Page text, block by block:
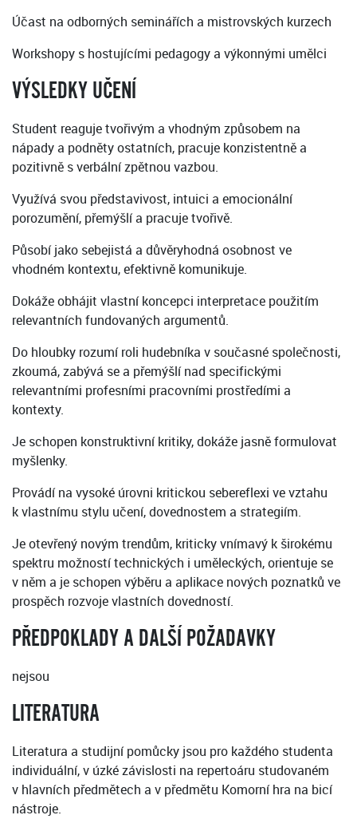
Účast na odborných seminářích a mistrovských kurzech
Workshopy s hostujícími pedagogy a výkonnými umělci
VÝSLEDKY UČENÍ
Student reaguje tvořivým a vhodným způsobem na
nápady a podněty ostatních, pracuje konzistentně a
pozitivně s verbální zpětnou vazbou.
Využívá svou představivost, intuici a emocionální
porozumění, přemýšlí a pracuje tvořivě.
Působí jako sebejistá a důvěryhodná osobnost ve
vhodném kontextu, efektivně komunikuje.
Dokáže obhájit vlastní koncepci interpretace použitím
relevantních fundovaných argumentů.
Do hloubky rozumí roli hudebníka v současné společnosti,
zkoumá, zabývá se a přemýšlí nad specifickými
relevantními profesními pracovními prostředími a
kontexty.
Je schopen konstruktivní kritiky, dokáže jasně formulovat
myšlenky.
Provádí na vysoké úrovni kritickou sebereflexi ve vztahu
k vlastnímu stylu učení, dovednostem a strategiím.
Je otevřený novým trendům, kriticky vnímavý k širokému
spektru možností technických i uměleckých, orientuje se
v něm a je schopen výběru a aplikace nových poznatků ve
prospěch rozvoje vlastních dovedností.
PŘEDPOKLADY A DALŠÍ POŽADAVKY
nejsou
LITERATURA
Literatura a studijní pomůcky jsou pro každého studenta
individuální, v úzké závislosti na repertoáru studovaném
v hlavních předmětech a v předmětu Komorní hra na bicí
nástroje.